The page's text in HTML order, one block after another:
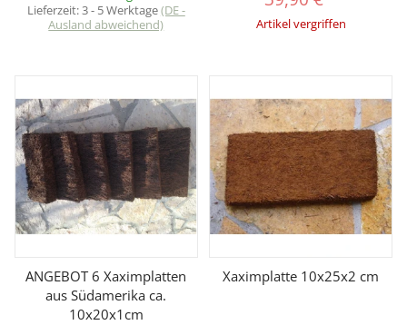
Lieferzeit:3 - 5 Werktage(DE -
Ausland abweichend)
Artikel vergriffen
ANGEBOT 6 Xaximplatten
aus Südamerika ca.
10x20x1cm
Xaximplatte 10x25x2 cm